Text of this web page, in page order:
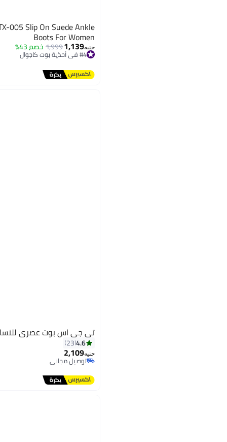
005 Slip On Suede Ankle
Boots For Women
جنيه1,139
1,999خصم 43% #4 في أحذية بوت كاجوال
توصيل مجاني
#4 في أحذية بوت كاجوال
7
تي جي اس بوت عصري
4.6
23
جنيه2,109
توصيل مجاني
توصيل مجاني